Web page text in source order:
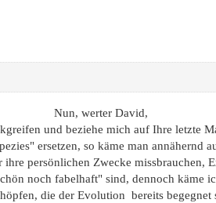
Nun, werter David,
und beziehe mich auf Ihre letzte
ersetzen, so käme man annähernd
persönlichen Zwecke missbrauchen,
noch fabelhaft" sind, dennoch käme
die der Evolution bereits